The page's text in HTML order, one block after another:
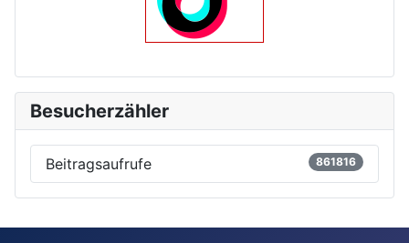
Besucherzähler
Beitragsaufrufe 861816